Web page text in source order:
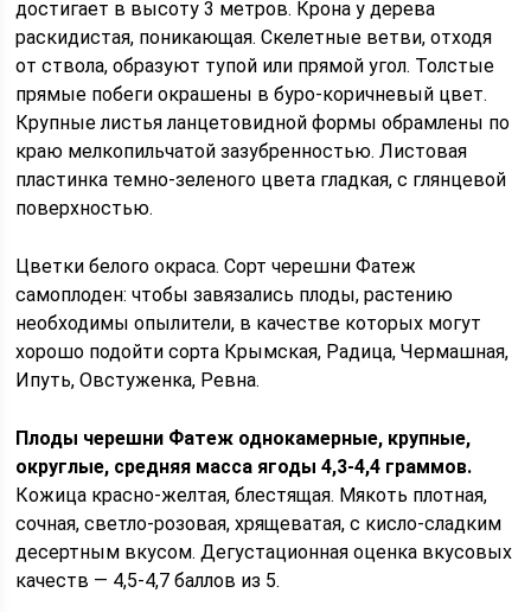
достигает в высоту 3 метров. Крона у дерева
раскидистая, поникающая. Скелетные ветви, отходя
от ствола, образуют тупой или прямой угол. Толстые
прямые побеги окрашены в буро-коричневый цвет.
Крупные листья ланцетовидной формы обрамлены по
краю мелкопильчатой зазубренностью. Листовая
пластинка темно-зеленого цвета гладкая, с глянцевой
поверхностью.
Цветки белого окраса. Сорт черешни Фатеж
самоплоден: чтобы завязались плоды, растению
необходимы опылители, в качестве которых могут
хорошо подойти сорта Крымская, Радица, Чермашная,
Ипуть, Овстуженка, Ревна.
Плоды черешни Фатеж однокамерные, крупные,
округлые, средняя масса ягоды 4,3-4,4 граммов.
Кожица красно-желтая, блестящая. Мякоть плотная,
сочная, светло-розовая, хрящеватая, с кисло-сладким
десертным вкусом. Дегустационная оценка вкусовых
качеств — 4,5-4,7 баллов из 5.